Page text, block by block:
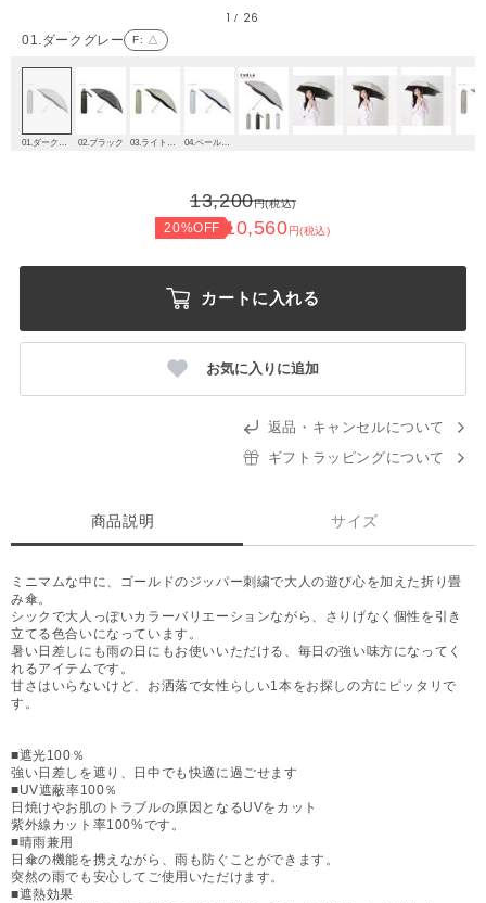
01.ダークグレー F: △
1 / 26
02.ブラック
13,200円(税込)
20%OFF 10,560円(税込)
カートに入れる
お気に入りに追加
返品・キャンセルについて
ギフトラッピングについて
商品説明 サイズ
ミニマムな中に、ゴールドのジッパー刺繍で大人の遊び心を加えた折り畳
み傘。
シックで大人っぽいカラーバリエーションながら、さりげなく個性を引き
立てる色合いになっています。
暑い日差しにも雨の日にもお使いいただける、毎日の強い味方になってく
れるアイテムです。
甘さはいらないけど、お洒落で女性らしい1本をお探しの方にピッタリで
す。
■遮光100％
強い日差しを遮り、日中でも快適に過ごせます
■UV遮蔽率100％
日焼けやお肌のトラブルの原因となるUVをカット
紫外線カット率100%です。
■晴雨兼用
日傘の機能を携えながら、雨も防ぐことができます。
突然の雨でも安心してご使用いただけます。
■遮熱効果